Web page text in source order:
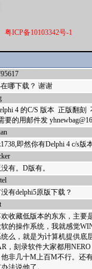
粤ICP备10103342号-1
在哪下载？ 谢谢
4 的C/S 版本 正版翻
要的用邮件发
即然你有Delphi 4 c/s版
有。D版有。
有delphi5原版下载？
收藏低版本的东东，主要
的操作系统，我就感觉
么，就是为计算机提供底
，刻录软件大家都用
非几十M上百M不行。还
法说他了。